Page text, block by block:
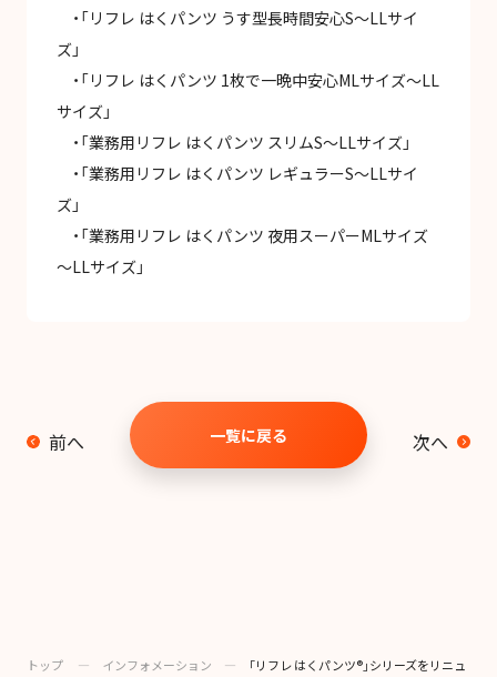
・「リフレ はくパンツ うす型長時間安心S～LLサイ
ズ」
・「リフレ はくパンツ 1枚で一晩中安心MLサイズ～LL
サイズ」
・「業務用リフレ はくパンツ スリムS～LLサイズ」
・「業務用リフレ はくパンツ レギュラーS～LLサイ
ズ」
・「業務用リフレ はくパンツ 夜用スーパーMLサイズ
～LLサイズ」
前へ 一覧に戻る 次へ
トップ ― インフォメーション ―
「リフレ はくパンツ®」シリーズをリニュ